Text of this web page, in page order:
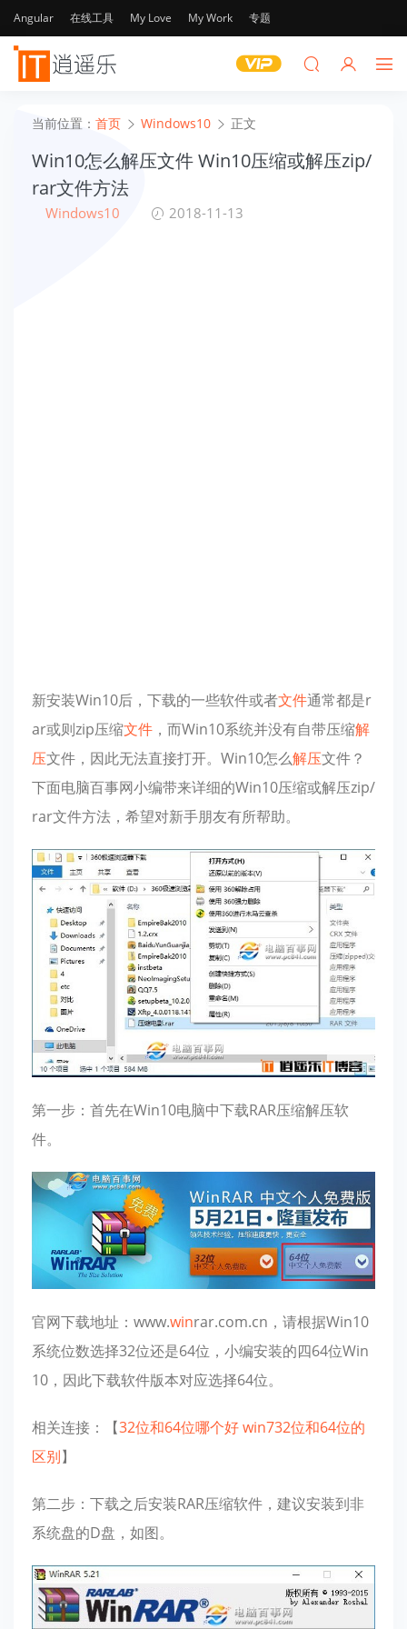
Angular 在线工具 My Love My Work 专题
当前位置： 首页 Windows10 正文
Win10怎么解压文件 Win10压缩或解压zip/
rar文件方法
Windows10 2018-11-13
新安装Win10后，下载的一些软件或者文件通常都是r
ar或则zip压缩文件 ，而Win10系统并没有自带压缩解
压文件，因此无法直接打开。Win10怎么解压文件？
下面电脑百事网小编带来详细的Win10压缩或解压zip/
rar文件方法，希望对新手朋友有所帮助。
第一步：首先在Win10电脑中下载RAR压缩解压软
件。
官网下载地址：www.winrar.com.cn，请根据Win10
系统位数选择32位还是64位，小编安装的四64位Win
10，因此下载软件版本对应选择64位。
相关连接：【32位和64位哪个好 win732位和64位的
区别】
第二步：下载之后安装RAR压缩软件，建议安装到非
系统盘的D盘，如图。